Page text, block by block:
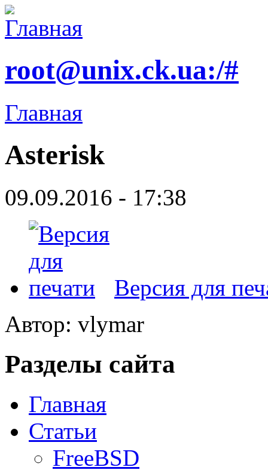
root@unix.ck.ua:/#
Главная
Asterisk
09.09.2016 - 17:38
Версия для
Автор: vlymar
Разделы сайта
Главная
Статьи
FreeBSD